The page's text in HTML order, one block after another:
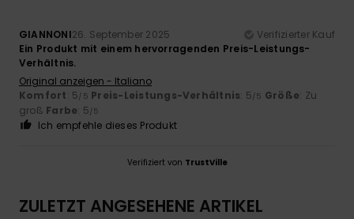
GIANNONI26. September 2025
Verifizierter Kauf
Ein Produkt mit einem hervorragenden Preis-Leistungs-
Verhältnis.
Original anzeigen - Italiano
Komfort: 5/5 Preis-Leistungs-Verhältnis: 5/5 Größe: Zu
groß Farbe: 5/5
Ich empfehle dieses Produkt
Verifiziert von TrustVille
ZULETZT ANGESEHENE ARTIKEL